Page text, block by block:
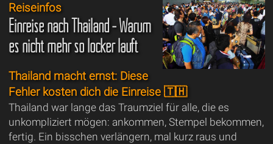
Reiseinfos
Einreise nach Thailand - Warum
es nicht mehr so locker läuft
Thailand macht ernst: Diese
Fehler kosten dich die Einreise 🇹🇭
Thailand war lange das Traumziel für alle, die es
unkompliziert mögen: ankommen, Stempel bekommen,
fertig. Ein bisschen verlängern, mal kurz raus und